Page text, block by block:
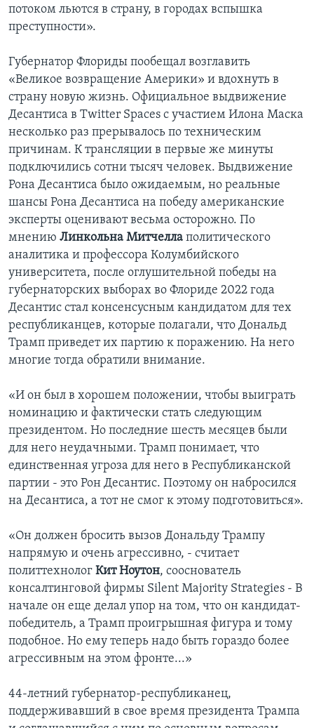
потоком льются в страну, в городах вспышка
преступности».
Губернатор Флориды пообещал возглавить
«Великое возвращение Америки» и вдохнуть в
страну новую жизнь. Официальное выдвижение
Десантиса в Twitter Spaces с участием Илона Маска
несколько раз прерывалось по техническим
причинам. К трансляции в первые же минуты
подключились сотни тысяч человек. Выдвижение
Рона Десантиса было ожидаемым, но реальные
шансы Рона Десантиса на победу американские
эксперты оценивают весьма осторожно. По
мнению Линкольна Митчелла политического
аналитика и профессора Колумбийского
университета, после оглушительной победы на
губернаторских выборах во Флориде 2022 года
Десантис стал консенсусным кандидатом для тех
республиканцев, которые полагали, что Дональд
Трамп приведет их партию к поражению. На него
многие тогда обратили внимание.
«И он был в хорошем положении, чтобы выиграть
номинацию и фактически стать следующим
президентом. Но последние шесть месяцев были
для него неудачными. Трамп понимает, что
единственная угроза для него в Республиканской
партии - это Рон Десантис. Поэтому он набросился
на Десантиса, а тот не смог к этому подготовиться».
«Он должен бросить вызов Дональду Трампу
напрямую и очень агрессивно, - считает
политтехнолог Кит Ноутон, сооснователь
консалтинговой фирмы Silent Majority Strategies - В
начале он еще делал упор на том, что он кандидат-
победитель, а Трамп проигрышная фигура и тому
подобное. Но ему теперь надо быть гораздо более
агрессивным на этом фронте...»
44-летний губернатор-республиканец,
поддерживавший в свое время президента Трампа